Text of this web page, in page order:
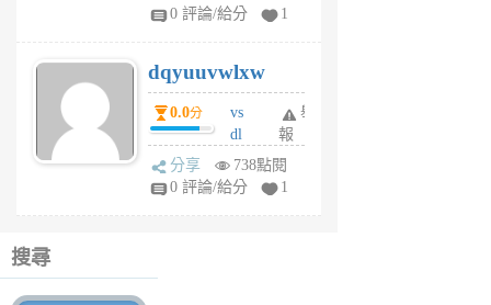
tu
6
個
月
前
0 評論/給分
1
dqyuuvwlxw
0.0分
vs
dl
sq
fy
舉
報
分享
738點閱
0 評論/給分
1
搜尋